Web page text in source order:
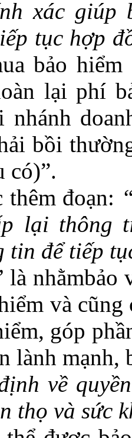
xác giúp
tục hợp
bảo
lại phí
nhánh
bồi
có)”.
đoạn:
lại thông
tin để tiếp
là nhằmbảo
và
góp
lành mạnh,
về
thọ và sức